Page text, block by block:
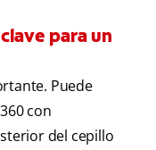
para un
Puede
con
del cepillo